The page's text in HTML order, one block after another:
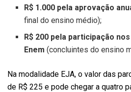
R$ 1.000 pela aprovação
final do ensino médio);
R$ 200 pela participação
Enem (concluintes do ensino
Na modalidade EJA, o valor das
de R$ 225 e pode chegar a quatro